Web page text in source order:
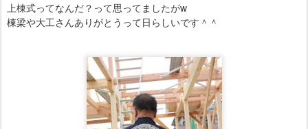
上棟式ってなんだ？って思ってましたがw
棟梁や大工さんありがとうって日らしいです＾＾